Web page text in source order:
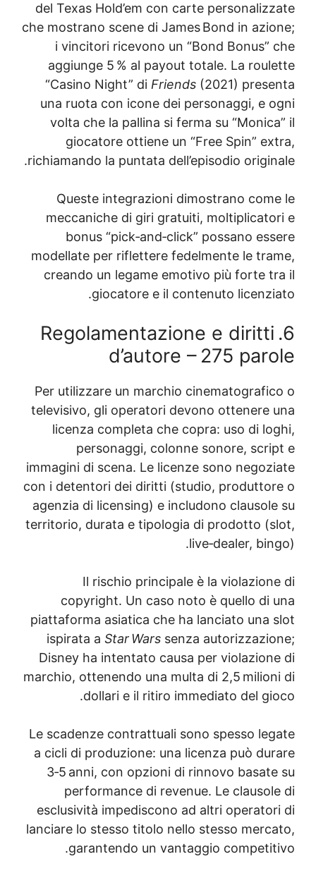
del Texas Hold’em con carte
che mostrano scene di James Bond in
i vincitori ricevono un “Bond
aggiunge 5 % al payout totale. La
“Casino Night” diFriends (2021)
una ruota con icone dei personaggi, e
volta che la pallina si ferma su
giocatore ottiene un “Free Spin”
richiamando la puntata dell’episodio
Queste integrazioni dimostrano
meccaniche di giri gratuiti,
bonus “pick‑and‑click” possano
modellate per riflettere fedelmente le
creando un legame emotivo più forte
giocatore e il contenuto
6. Regolamentazione e
d’autore – 275
Per utilizzare un marchio
televisivo, gli operatori devono ottenere
licenza completa che copra: uso di
personaggi, colonne sonore,
immagini di scena. Le licenze sono
con i detentori dei diritti (studio,
agenzia di licensing) e includono
territorio, durata e tipologia di prodotto
live‑dealer,
Il rischio principale è la
copyright. Un caso noto è quello di
piattaforma asiatica che ha lanciato
ispirata aStar Warssenza
Disney ha intentato causa per
marchio, ottenendo una multa di 2,5
dollari e il ritiro immediato del
Le scadenze contrattuali sono spesso
a cicli di produzione: una licenza può
3‑5 anni, con opzioni di rinnovo
performance di revenue. Le
esclusività impediscono ad altri
lanciare lo stesso titolo nello stesso
garantendo un vantaggio